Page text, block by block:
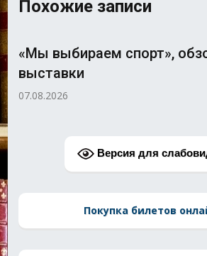
Похожие записи
«Мы выбираем спорт»,
выставки
07.08.2026
Версия для
Покупка билетов